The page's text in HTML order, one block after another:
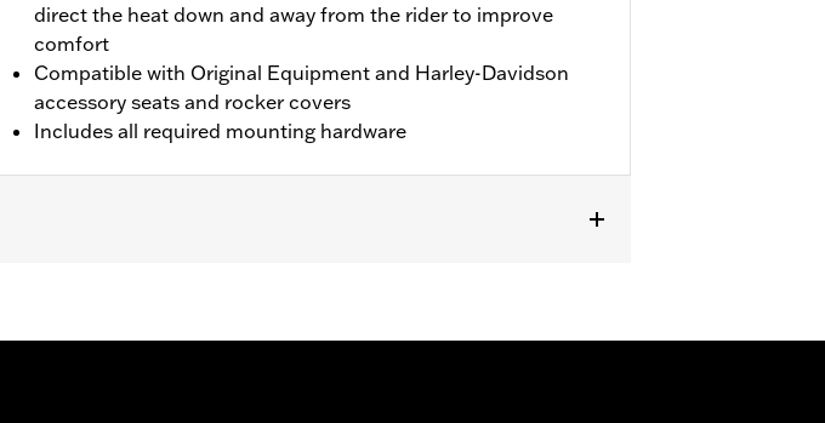
direct the heat down and away from the rider to improve
comfort
Compatible with Original Equipment and Harley-Davidson
accessory seats and rocker covers
Includes all required mounting hardware